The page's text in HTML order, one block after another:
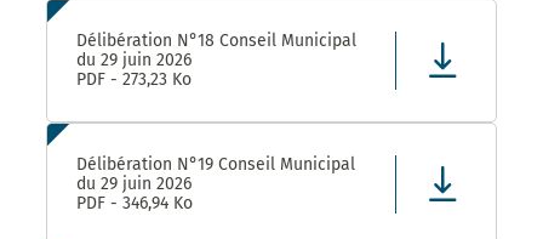
Délibération N°18 Conseil Municipal
du 29 juin 2026
PDF - 273,23 Ko
Délibération N°19 Conseil Municipal
du 29 juin 2026
PDF - 346,94 Ko